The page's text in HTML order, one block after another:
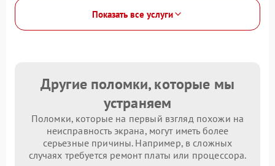
Показать все услуги
Другие поломки, которые мы
устраняем
Поломки, которые на первый взгляд похожи на
неисправность экрана, могут иметь более
серьезные причины. Например, в сложных
случаях требуется ремонт платы или процессора.